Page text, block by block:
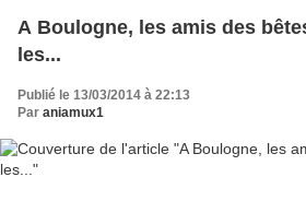
A Boulogne, les amis des
les...
Publié le 13/03/2014 à 22:13
Par aniamux1